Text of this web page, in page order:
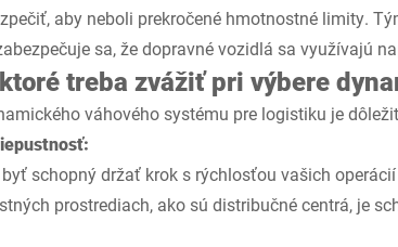
aby neboli prekročené hmotnostné limity.
sa, že dopravné vozidlá sa využívajú
treba zvážiť pri výbere
váhového systému pre logistiku je
schopný držať krok s rýchlosťou vašich
prostrediach, ako sú distribučné centrá, je